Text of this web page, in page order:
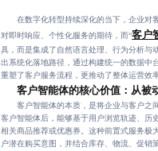
在数字化转型持续深化的当下，企业对客
对即时响应、个性化服务的期待，而“客户
具，而是集成了自然语言处理、行为分析与
出系统化落地路径，通过构建统一的数据中
重塑了客户服务流程，更推动了整体运营效
客户智能体的核心价值：从被
客户智能体的本质，是将企业与客户之间
客户智能体后，能够基于用户浏览轨迹、历
相关商品推荐或优惠券。这种前置式服务极
户潜在购买意图，并结合库存、物流、促销